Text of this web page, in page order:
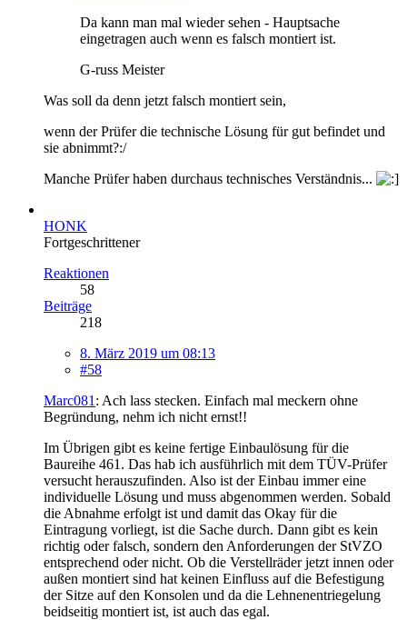
Da kann man mal wieder sehen - Hauptsache
eingetragen auch wenn es falsch montiert ist.
G-russ Meister
Was soll da denn jetzt falsch montiert sein,
wenn der Prüfer die technische Lösung für gut befindet und
sie abnimmt?:/
Manche Prüfer haben durchaus technisches Verständnis...
HONK
Fortgeschrittener
Reaktionen
58
Beiträge
218
8. März 2019 um 08:13
#58
Marc081 : Ach lass stecken. Einfach mal meckern ohne
Begründung, nehm ich nicht ernst!!
Im Übrigen gibt es keine fertige Einbaulösung für die
Baureihe 461. Das hab ich ausführlich mit dem TÜV-Prüfer
versucht herauszufinden. Also ist der Einbau immer eine
individuelle Lösung und muss abgenommen werden. Sobald
die Abnahme erfolgt ist und damit das Okay für die
Eintragung vorliegt, ist die Sache durch. Dann gibt es kein
richtig oder falsch, sondern den Anforderungen der StVZO
entsprechend oder nicht. Ob die Verstellräder jetzt innen oder
außen montiert sind hat keinen Einfluss auf die Befestigung
der Sitze auf den Konsolen und da die Lehnenentriegelung
beidseitig montiert ist, ist auch das egal.